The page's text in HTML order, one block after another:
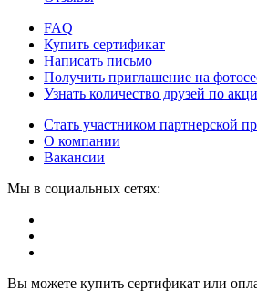
FAQ
Купить сертификат
Написать письмо
Получить приглашение на
Узнать количество друзей по
Стать участником партнерской
О компании
Вакансии
Мы в социальных сетях:
Вы можете купить сертификат или